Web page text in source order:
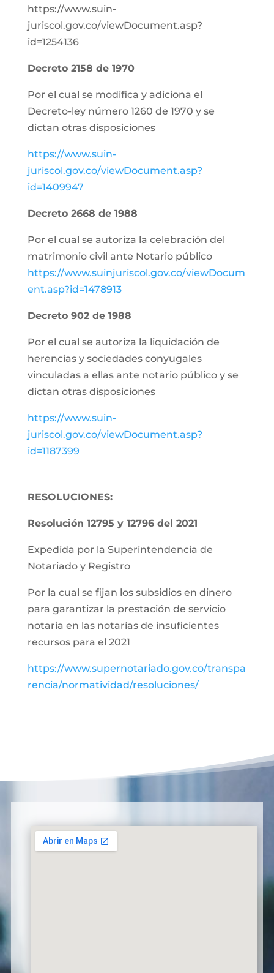
https://www.suin-
juriscol.gov.co/viewDocument.asp?
id=1254136
Decreto 2158 de 1970
Por el cual se modifica y adiciona el
Decreto-ley número 1260 de 1970 y se
dictan otras disposiciones
https://www.suin-
juriscol.gov.co/viewDocument.asp?
id=1409947
Decreto 2668 de 1988
Por el cual se autoriza la celebración del
matrimonio civil ante Notario público
https://www.suinjuriscol.gov.co/viewDocum
ent.asp?id=1478913
Decreto 902 de 1988
Por el cual se autoriza la liquidación de
herencias y sociedades conyugales
vinculadas a ellas ante notario público y se
dictan otras disposiciones
https://www.suin-
juriscol.gov.co/viewDocument.asp?
id=1187399
RESOLUCIONES:
Resolución 12795 y 12796 del 2021
Expedida por la Superintendencia de
Notariado y Registro
Por la cual se fijan los subsidios en dinero
para garantizar la prestación de servicio
notaria en las notarías de insuficientes
recursos para el 2021
https://www.supernotariado.gov.co/transpa
rencia/normatividad/resoluciones/